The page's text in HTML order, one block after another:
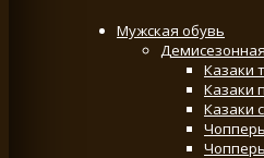
Мужская обувь
Казаки
Казаки
Казаки